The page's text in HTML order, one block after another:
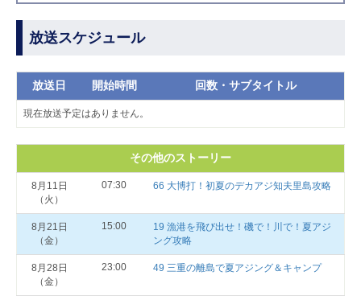
放送スケジュール
放送日 開始時間 回数・サブタイトル
現在放送予定はありません。
その他のストーリー
8月11日
（火）
07:30 66 大博打！初夏のデカアジ知夫里島攻略
8月21日
（金）
15:00
19 漁港を飛び出せ！磯で！川で！夏アジ
ング攻略
8月28日
（金）
23:00 49 三重の離島で夏アジング＆キャンプ